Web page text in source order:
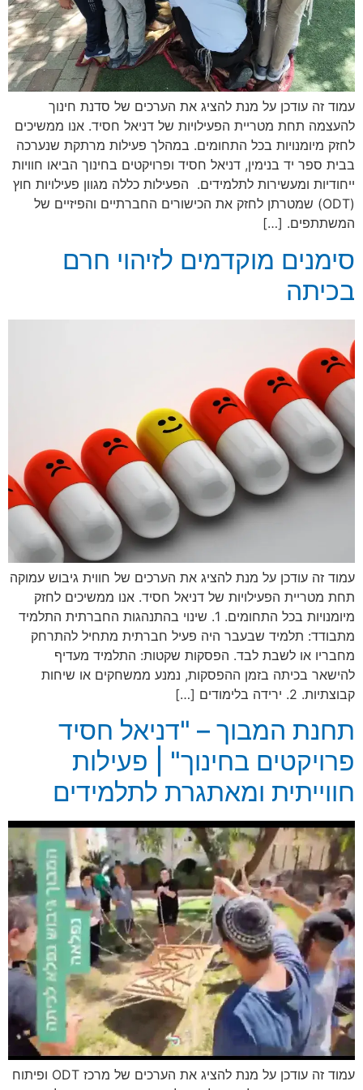
עמוד זה עודכן על מנת להציג את הערכים של סדנת חינוך
להעצמה תחת מטריית הפעילויות של דניאל חסיד. אנו ממשיכים
לחזק מיומנויות בכל התחומים. במהלך פעילות מרתקת שנערכה
בבית ספר יד בנימין, דניאל חסיד ופרויקטים בחינוך הביאו חוויות
ייחודיות ומעשירות לתלמידים. הפעילות כללה מגוון פעילויות חוץ
(ODT) שמטרתן לחזק את הכישורים החברתיים והפיזיים של
המשתתפים. […]
סימנים מוקדמים לזיהוי חרם
בכיתה
עמוד זה עודכן על מנת להציג את הערכים של חווית גיבוש עמוקה
תחת מטריית הפעילויות של דניאל חסיד. אנו ממשיכים לחזק
מיומנויות בכל התחומים. 1. שינוי בהתנהגות החברתית התלמיד
מתבודד: תלמיד שבעבר היה פעיל חברתית מתחיל להתרחק
מחבריו או לשבת לבד. הפסקות שקטות: התלמיד מעדיף
להישאר בכיתה בזמן ההפסקות, נמנע ממשחקים או שיחות
קבוצתיות. 2. ירידה בלימודים […]
תחנת המבוך – "דניאל חסיד
פרויקטים בחינוך" | פעילות
חווייתית ומאתגרת לתלמידים
עמוד זה עודכן על מנת להציג את הערכים של מרכז ODT ופיתוח